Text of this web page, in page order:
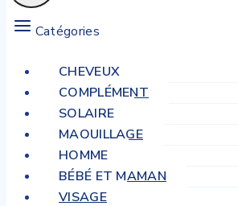
Catégories
CHEVEUX
COMPLÉMENT
SOLAIRE
MAQUILLAGE
HOMME
BÉBÉ ET MAMAN
VISAGE